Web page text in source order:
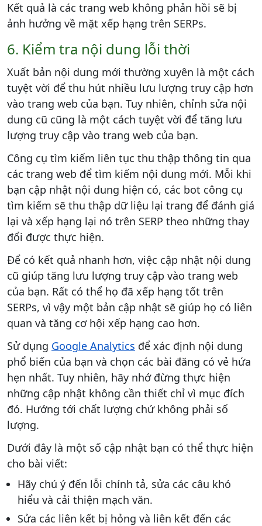
Kết quả là các trang web không phản hồi sẽ bị
ảnh hưởng về mặt xếp hạng trên SERPs.
6. Kiểm tra nội dung lỗi thời
Xuất bản nội dung mới thường xuyên là một cách
tuyệt vời để thu hút nhiều lưu lượng truy cập hơn
vào trang web của bạn. Tuy nhiên, chỉnh sửa nội
dung cũ cũng là một cách tuyệt vời để tăng lưu
lượng truy cập vào trang web của bạn.
Công cụ tìm kiếm liên tục thu thập thông tin qua
các trang web để tìm kiếm nội dung mới. Mỗi khi
bạn cập nhật nội dung hiện có, các bot công cụ
tìm kiếm sẽ thu thập dữ liệu lại trang để đánh giá
lại và xếp hạng lại nó trên SERP theo những thay
đổi được thực hiện.
Để có kết quả nhanh hơn, việc cập nhật nội dung
cũ giúp tăng lưu lượng truy cập vào trang web
của bạn. Rất có thể họ đã xếp hạng tốt trên
SERPs, vì vậy một bản cập nhật sẽ giúp họ có liên
quan và tăng cơ hội xếp hạng cao hơn.
Sử dụng Google Analytics để xác định nội dung
phổ biến của bạn và chọn các bài đăng có vẻ hứa
hẹn nhất. Tuy nhiên, hãy nhớ đừng thực hiện
những cập nhật không cần thiết chỉ vì mục đích
đó. Hướng tới chất lượng chứ không phải số
lượng.
Dưới đây là một số cập nhật bạn có thể thực hiện
cho bài viết:
Hãy chú ý đến lỗi chính tả, sửa các câu khó
hiểu và cải thiện mạch văn.
Sửa các liên kết bị hỏng và liên kết đến các